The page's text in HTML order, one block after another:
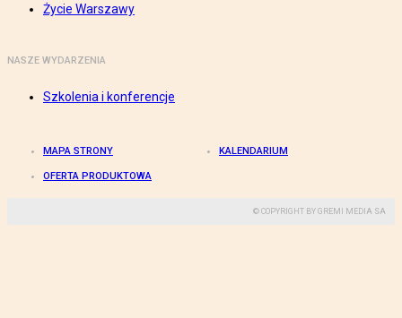
Życie Warszawy
NASZE WYDARZENIA
Szkolenia i konferencje
MAPA STRONY KALENDARIUM
OFERTA PRODUKTOWA
© COPYRIGHT BY GREMI MEDIA SA